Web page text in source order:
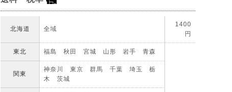
北海道 全域
1400
円
東北 福島 秋田 宮城 山形 岩手 青森
関東
神奈川 東京 群馬 千葉 埼玉 栃
木 茨城